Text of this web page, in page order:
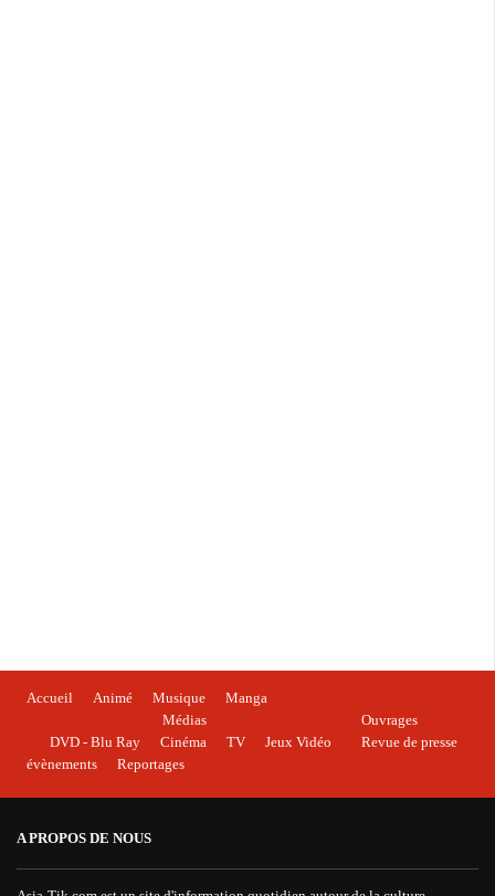
Accueil Animé Musique
Manga
Médias
DVD - Blu Ray
Cinéma TV Jeux Vidéo
Ouvrages
Revue de presse
évènements
Reportages
A PROPOS DE NOUS